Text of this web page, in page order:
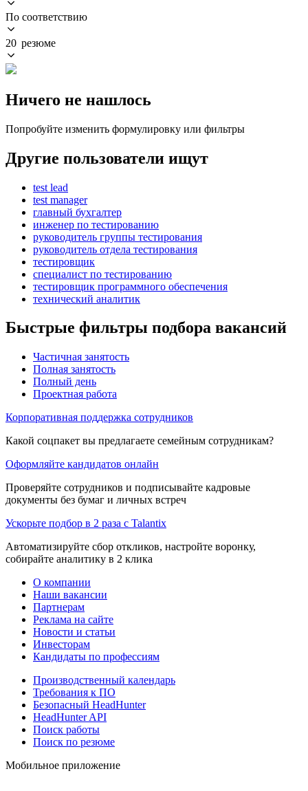
По соответствию
20 резюме
Ничего не нашлось
Попробуйте изменить формулировку или фильтры
Другие пользователи ищут
test lead
test manager
главный бухгалтер
инженер по тестированию
руководитель группы тестирования
руководитель отдела тестирования
тестировщик
специалист по тестированию
тестировщик программного обеспечения
технический аналитик
Быстрые фильтры подбора вакансий
Частичная занятость
Полная занятость
Полный день
Проектная работа
Корпоративная поддержка сотрудников
Какой соцпакет вы предлагаете семейным сотрудникам?
Оформляйте кандидатов онлайн
Проверяйте сотрудников и подписывайте кадровые
документы без бумаг и личных встреч
Ускорьте подбор в 2 раза с Talantix
Автоматизируйте сбор откликов, настройте воронку,
собирайте аналитику в 2 клика
О компании
Наши вакансии
Партнерам
Реклама на сайте
Новости и статьи
Инвесторам
Кандидаты по профессиям
Производственный календарь
Требования к ПО
Безопасный HeadHunter
HeadHunter API
Поиск работы
Поиск по резюме
Мобильное приложение